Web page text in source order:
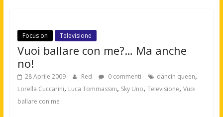
Focus on Televisione
Vuoi ballare con me?… Ma anche
no!
28 Aprile 2009 Red 0 commenti dancin queen,
Lorella Cuccarini, Luca Tommassini, Sky Uno, Televisione, Vuoi
ballare con me